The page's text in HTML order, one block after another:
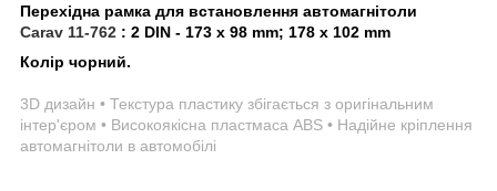
Перехідна рамка для встановлення автомагнітоли
Carav 11-762 : 2 DIN - 173 x 98 mm; 178 x 102 mm
Колір чорний.
3D дизайн • Текстура пластику збігається з оригінальним
інтер'єром • Високоякісна пластмаса ABS • Надійне кріплення
автомагнітоли в автомобілі